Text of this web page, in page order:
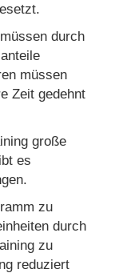
müssen durch
müssen
Zeit gedehnt
große
es
zu
durch
zu
reduziert